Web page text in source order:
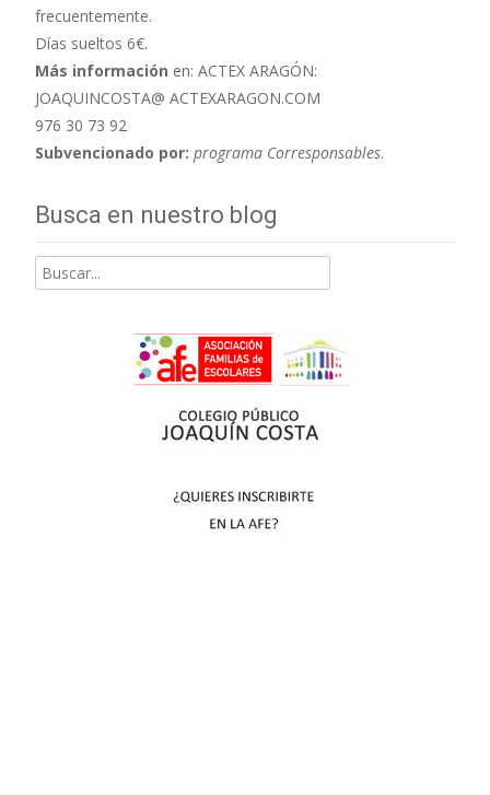
frecuentemente.
Días sueltos 6€.
Más información en: ACTEX ARAGÓN:
JOAQUINCOSTA@ ACTEXARAGON.COM
976 30 73 92
Subvencionado por: programa Corresponsables.
Busca en nuestro blog
Buscar
por: